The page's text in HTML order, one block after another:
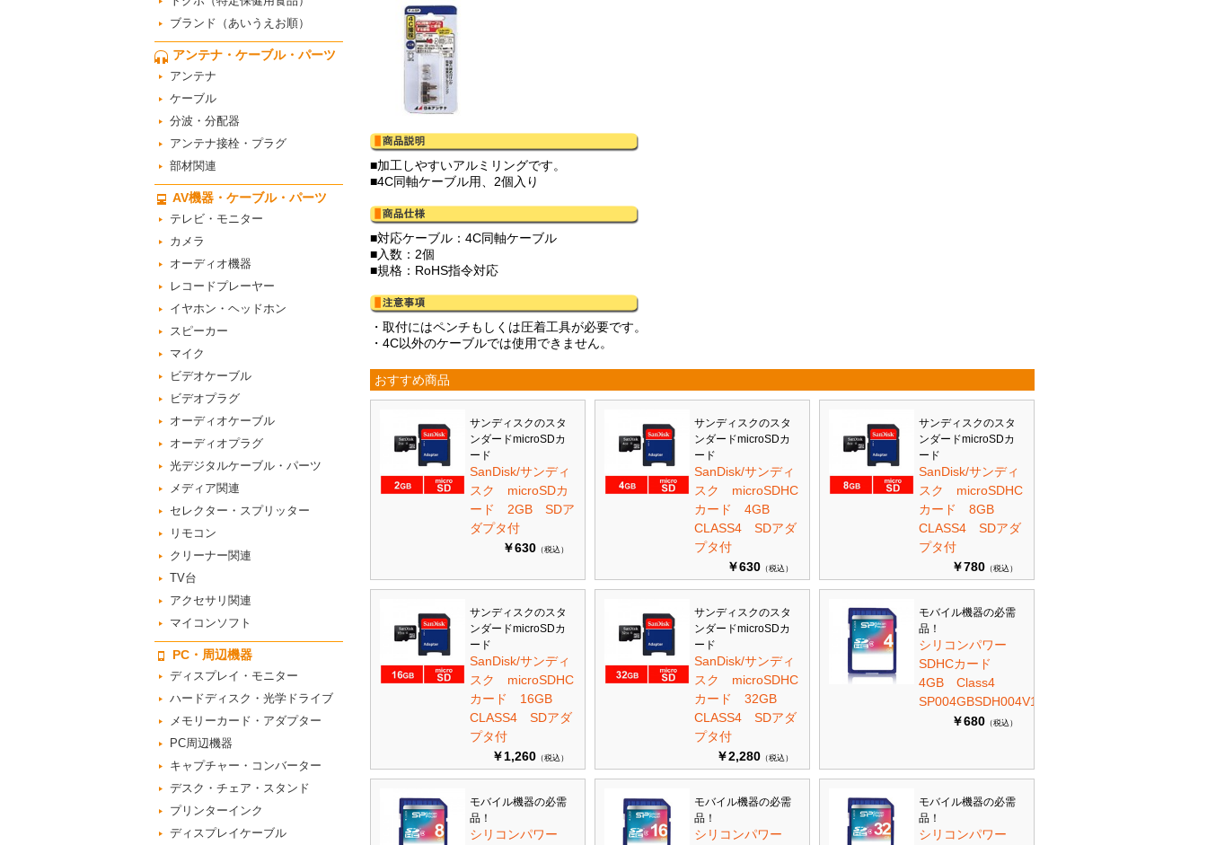
ブランド（あいうえお順）
アンテナ・ケーブル・パーツ
アンテナ
ケーブル
分波・分配器
アンテナ接栓・プラグ
部材関連
AV機器・ケーブル・パーツ
テレビ・モニター
カメラ
オーディオ機器
レコードプレーヤー
イヤホン・ヘッドホン
スピーカー
マイク
ビデオケーブル
ビデオプラグ
オーディオケーブル
オーディオプラグ
光デジタルケーブル・パーツ
メディア関連
セレクター・スプリッター
リモコン
クリーナー関連
TV台
アクセサリ関連
マイコンソフト
PC・周辺機器
ディスプレイ・モニター
ハードディスク・光学ドライブ
メモリーカード・アダプター
PC周辺機器
キャプチャー・コンバーター
デスク・チェア・スタンド
プリンターインク
ディスプレイケーブル
■加工しやすいアルミリングです。
■4C同軸ケーブル用、2個入り
■対応ケーブル：4C同軸ケーブル
■入数：2個
■規格：RoHS指令対応
・取付にはペンチもしくは圧着工具が必要です。
・4C以外のケーブルでは使用できません。
おすすめ商品
サンディスクのスタ
ンダードmicroSDカ
ード
SanDisk/サンディ
スク microSDカ
ード 2GB SDア
ダプタ付
￥630 （税込）
サンディスクのスタ
ンダードmicroSDカ
ード
SanDisk/サンディ
スク microSDHC
カード 4GB
CLASS4 SDアダ
プタ付
￥630 （税込）
サンディスクのスタ
ンダードmicroSDカ
ード
SanDisk/サンディ
スク microSDHC
カード 8GB
CLASS4 SDアダ
プタ付
￥780 （税込）
サンディスクのスタ
ンダードmicroSDカ
ード
SanDisk/サンディ
スク microSDHC
カード 16GB
CLASS4 SDアダ
プタ付
￥1,260 （税込）
サンディスクのスタ
ンダードmicroSDカ
ード
SanDisk/サンディ
スク microSDHC
カード 32GB
CLASS4 SDアダ
プタ付
￥2,280 （税込）
モバイル機器の必需
品！
シリコンパワー
SDHCカード
4GB Class4
SP004GBSDH004V10
￥680 （税込）
モバイル機器の必需
品！
シリコンパワー
モバイル機器の必需
品！
シリコンパワー
モバイル機器の必需
品！
シリコンパワー